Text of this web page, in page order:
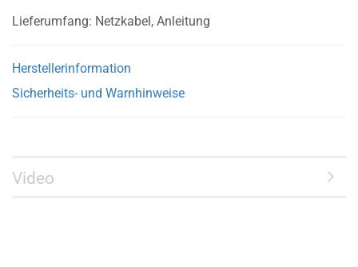
Lieferumfang: Netzkabel, Anleitung
Herstellerinformation
Sicherheits- und Warnhinweise
Video